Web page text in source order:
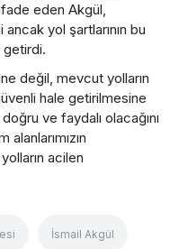
ifade eden Akgül,
yol şartlarının bu
değil, mevcut yolların
hale getirilmesine
ve faydalı olacağını
acilen
İsmail Akgül